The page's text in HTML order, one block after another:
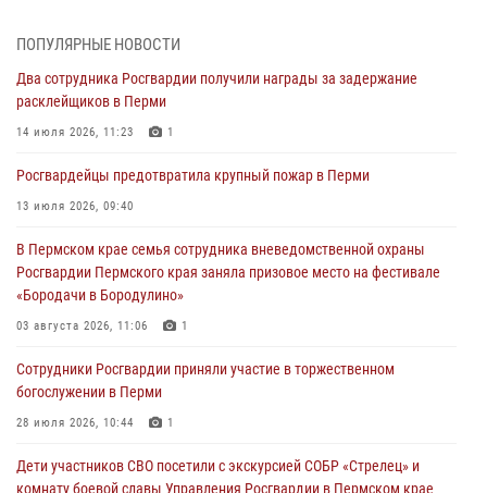
Сотрудники Росгвардии приняли участие в торжественном
28 июля 2026, 10:44 1
Росгвардейцы оказали силовую поддержку при задержании
28 июля 2026, 06:15
ведомственной акции «Каникулы с Росгвардией»
24 июля 2026, 08:45
Юные защитники порядка: росгвардейцы провели день в клубе
24 июля 2026, 08:43
ПОПУЛЯРНЫЕ НОВОСТИ
Два сотрудника Росгвардии получили награды за задержание
расклейщиков в Перми
14 июля 2026, 11:23 1
Росгвардейцы предотвратила крупный пожар в Перми
13 июля 2026, 09:40
В Пермском крае семья сотрудника вневедомственной охраны
Росгвардии Пермского края заняла призовое место на фестивале
«Бородачи в Бородулино»
03 августа 2026, 11:06 1
Сотрудники Росгвардии приняли участие в торжественном
богослужении в Перми
28 июля 2026, 10:44 1
Дети участников СВО посетили с экскурсией СОБР «Стрелец» и
комнату боевой славы Управления Росгвардии в Пермском крае